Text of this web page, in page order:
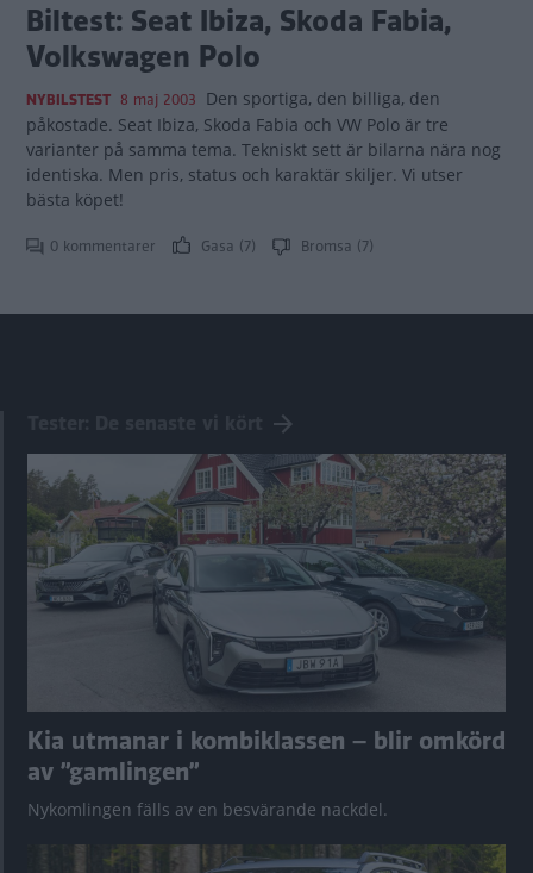
Biltest: Seat Ibiza, Skoda Fabia,
Volkswagen Polo
NYBILSTEST 8 maj 2003 Den sportiga, den billiga, den
påkostade. Seat Ibiza, Skoda Fabia och VW Polo är tre
varianter på samma tema. Tekniskt sett är bilarna nära nog
identiska. Men pris, status och karaktär skiljer. Vi utser
bästa köpet!
0 kommentarer Gasa (7) Bromsa (7)
Kia utmanar i kombiklassen – blir omkörd
av ”gamlingen”
Nykomlingen fälls av en besvärande nackdel.